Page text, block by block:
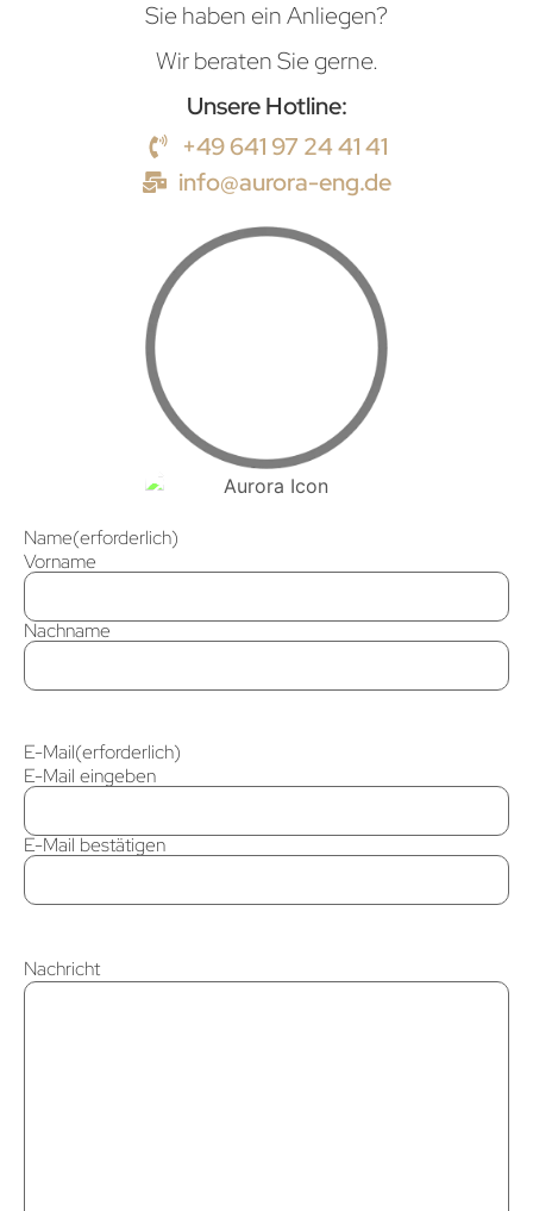
Sie haben ein Anliegen?
Wir beraten Sie gerne.
Unsere Hotline:
+49 641 97 24 41 41
info@aurora-eng.de
Name(erforderlich)
Vorname
Nachname
E-Mail(erforderlich)
E-Mail eingeben
E-Mail bestätigen
Nachricht